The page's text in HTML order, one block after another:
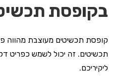
בקופסת
קופסת תכשיטים מעוצבת מהווה
תכשיטים. זה יכול לשמש כפריט
ליקיריכם.